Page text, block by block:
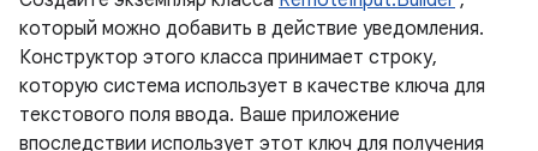
который можно добавить в действие уведомления.
Конструктор этого класса принимает строку,
которую система использует в качестве ключа для
текстового поля ввода. Ваше приложение
впоследствии использует этот ключ для получения